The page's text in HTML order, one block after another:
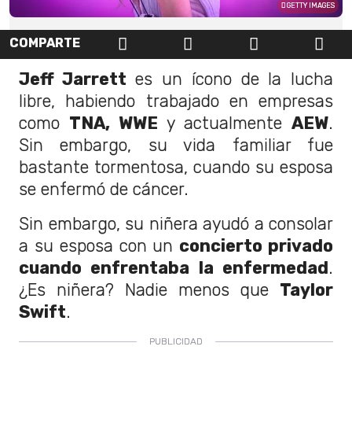
GETTY IMAGES
COMPARTE
Jeff Jarrett es un ícono de la lucha
libre, habiendo trabajado en empresas
como TNA, WWE y actualmente AEW.
Sin embargo, su vida familiar fue
bastante tormentosa, cuando su esposa
se enfermó de cáncer.
Sin embargo, su niñera ayudó a consolar
a su esposa con un concierto privado
cuando enfrentaba la enfermedad.
¿Es niñera? Nadie menos que Taylor
Swift.